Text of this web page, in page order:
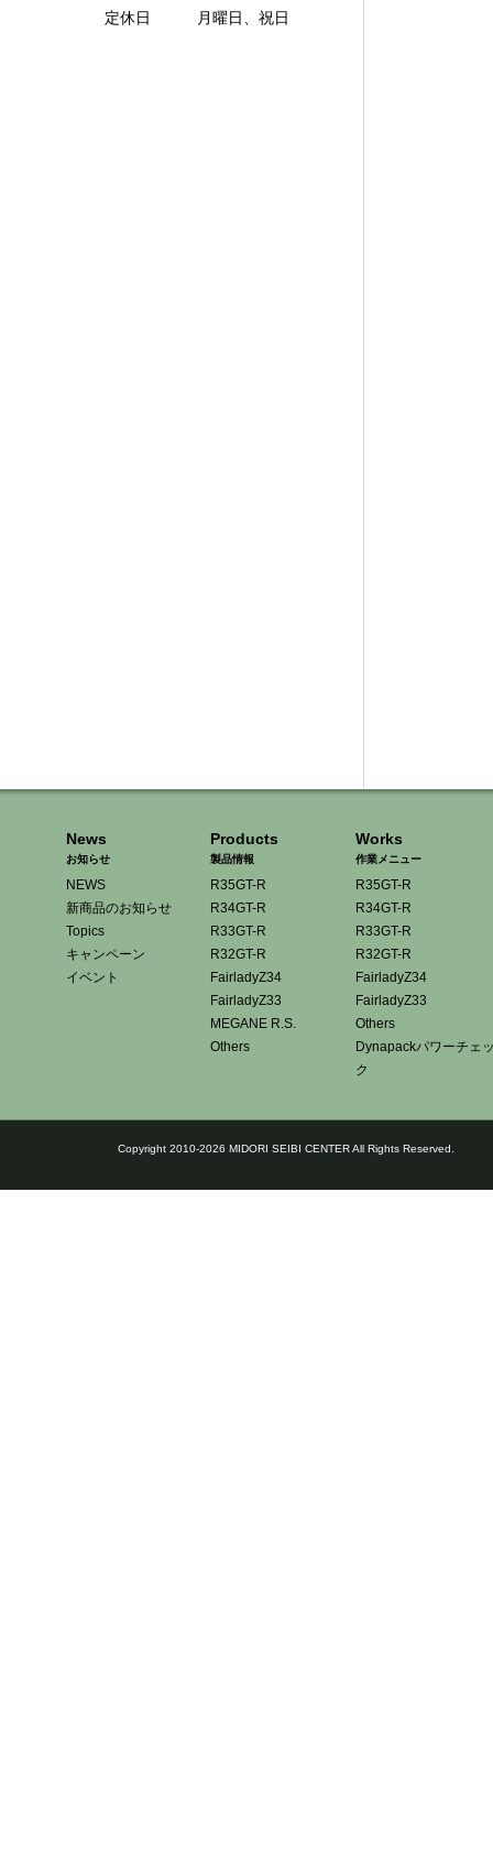
定休日 月曜日、祝日
News
お知らせ
NEWS
新商品のお知らせ
Topics
キャンペーン
イベント
Products
製品情報
R35GT-R
R34GT-R
R33GT-R
R32GT-R
FairladyZ34
FairladyZ33
MEGANE R.S.
Others
Works
作業メニュー
R35GT-R
R34GT-R
R33GT-R
R32GT-R
FairladyZ34
FairladyZ33
Others
Dynapackパワーチェ
ク
Copyright 2010-2026 MIDORI SEIBI CENTER All Rights Reserved.